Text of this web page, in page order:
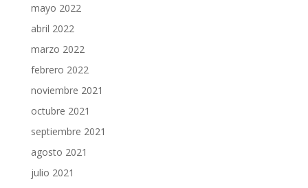
mayo 2022
abril 2022
marzo 2022
febrero 2022
noviembre 2021
octubre 2021
septiembre 2021
agosto 2021
julio 2021